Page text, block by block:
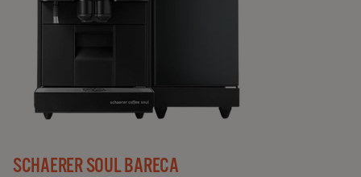
SCHAERER SOUL BARECA